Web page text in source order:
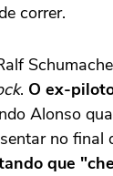
correr.
. O ex-
Alonso
no final
que